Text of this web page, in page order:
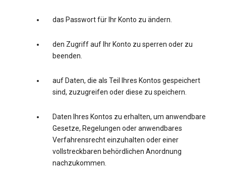
das Passwort für Ihr Konto zu ändern.
den Zugriff auf Ihr Konto zu sperren oder zu
beenden.
auf Daten, die als Teil Ihres Kontos gespeichert
sind, zuzugreifen oder diese zu speichern.
Daten Ihres Kontos zu erhalten, um anwendbare
Gesetze, Regelungen oder anwendbares
Verfahrensrecht einzuhalten oder einer
vollstreckbaren behördlichen Anordnung
nachzukommen.